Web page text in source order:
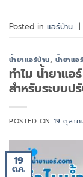
Posted in แอร์บ้าน |
น้ำยาแอร์บ้าน,น้ำยาแอ
ทำไม น้ำยาแอ
สำหรับระบบป
POSTED ON 19 ตุลา
19
ต.ค.